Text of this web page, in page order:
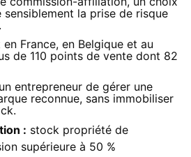
la prise de risque
France, en Belgique et au
de 110 points de vente dont 82
entrepreneur de gérer une
reconnue, sans immobiliser
: stock propriété de
supérieure à 50 %